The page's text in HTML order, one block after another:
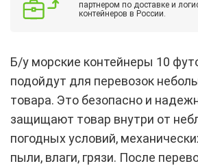
партнером по доставке и
контейнеров в России.
Б/у морские контейнеры 10
подойдут для перевозок
товара. Это безопасно и
защищают товар внутри от
погодных условий,
пыли, влаги, грязи. После